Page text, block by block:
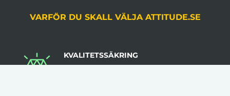
VARFÖR DU SKALL VÄLJA ATTITUDE.SE
KVALITETSSÄKRING
Du godkänner alltid korrektur, gjord av en